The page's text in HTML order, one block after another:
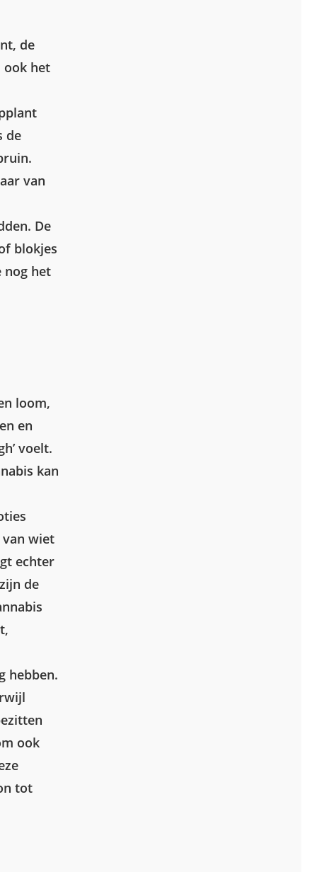
de
ook het
de
van
De
blokjes
nog het
loom,
en
voelt.
kan
wiet
echter
de
hebben.
ook
tot